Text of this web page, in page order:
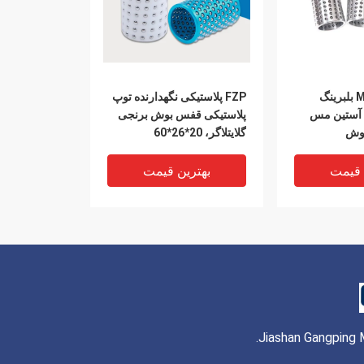
FZP پلاستیکی نگهدارنده توپ
پلاستیکی قفس بوش برنجی
گلایتلاگر، 20*26*60
بهترین قیمت
2*16*30 MBSH بلبرینگ
آستین مس
بوش
قیمت
Jiashan Gangping